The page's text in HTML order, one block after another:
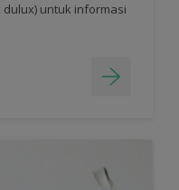
dulux) untuk informasi